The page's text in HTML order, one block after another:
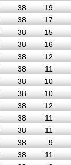
38
19
38
17
38
15
38
16
38
12
38
11
38
10
38
10
38
12
38
11
38
11
38
9
38
11